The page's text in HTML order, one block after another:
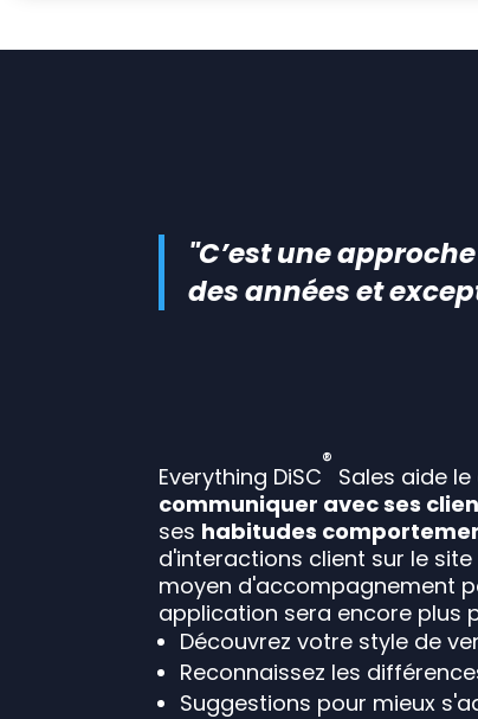
"C’est une
des années et
Everything DiSC
®
Sales aide
communiquer avec ses
ses habitudes
d'interactions client sur le
moyen d'accompagnement
application sera encore plus
Découvrez votre style de
Reconnaissez les
Suggestions pour mieux